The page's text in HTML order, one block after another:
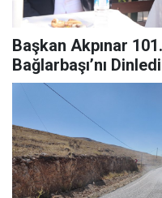
Başkan Akpınar
Bağlarbaşı’nı Dinledi